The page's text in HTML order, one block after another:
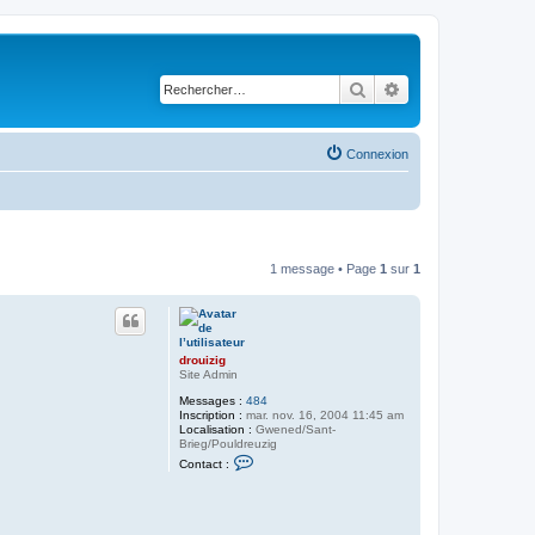
Rechercher
Connexion
1 message • Page 1 sur 1
drouizig
Site Admin
Messages : 484
Inscription : mar. nov. 16, 2004 11:45 am
Localisation : Gwened/Sant-
Brieg/Pouldreuzig
Contact :